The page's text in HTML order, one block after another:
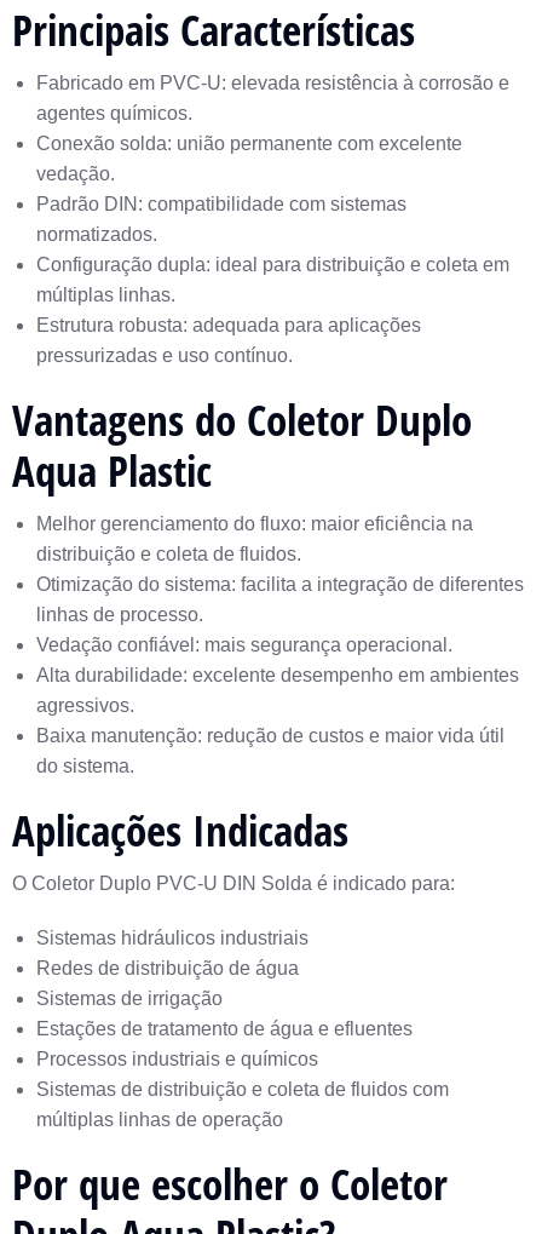
Principais Características
Fabricado em PVC-U: elevada resistência à corrosão e
agentes químicos.
Conexão solda: união permanente com excelente
vedação.
Padrão DIN: compatibilidade com sistemas
normatizados.
Configuração dupla: ideal para distribuição e coleta em
múltiplas linhas.
Estrutura robusta: adequada para aplicações
pressurizadas e uso contínuo.
Vantagens do Coletor Duplo
Aqua Plastic
Melhor gerenciamento do fluxo: maior eficiência na
distribuição e coleta de fluidos.
Otimização do sistema: facilita a integração de diferentes
linhas de processo.
Vedação confiável: mais segurança operacional.
Alta durabilidade: excelente desempenho em ambientes
agressivos.
Baixa manutenção: redução de custos e maior vida útil
do sistema.
Aplicações Indicadas
O Coletor Duplo PVC-U DIN Solda é indicado para:
Sistemas hidráulicos industriais
Redes de distribuição de água
Sistemas de irrigação
Estações de tratamento de água e efluentes
Processos industriais e químicos
Sistemas de distribuição e coleta de fluidos com
múltiplas linhas de operação
Por que escolher o Coletor